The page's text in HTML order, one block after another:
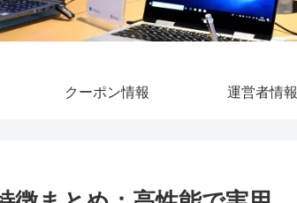
クーポン情報 運営者情報